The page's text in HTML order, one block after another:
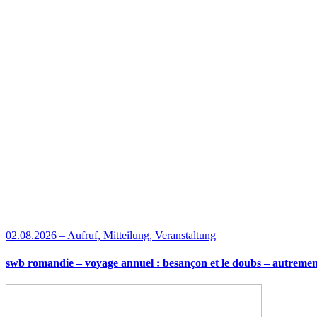
02.08.2026 – Aufruf, Mitteilung, Veranstaltung
swb romandie – voyage annuel : besançon et le doubs –